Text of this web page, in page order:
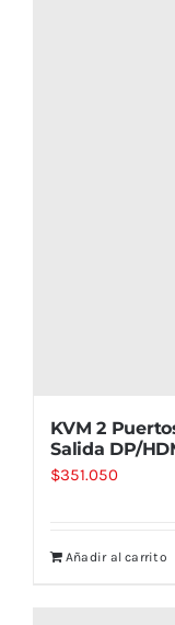
KVM 2
Salida DP/
$351.050
Añadir al carrito